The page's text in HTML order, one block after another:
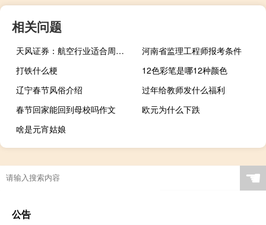
相关问题
天风证券：航空行业适合周期投资布局底部
河南省监理工程师报考条件
打铁什么梗
12色彩笔是哪12种颜色
辽宁春节风俗介绍
过年给教师发什么福利
春节回家能回到母校吗作文
欧元为什么下跌
啥是元宵姑娘
☚
公告